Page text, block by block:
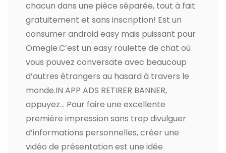
chacun dans une pièce séparée, tout à fait
gratuitement et sans inscription! Est un
consumer android easy mais puissant pour
Omegle.C’est un easy roulette de chat où
vous pouvez conversate avec beaucoup
d’autres étrangers au hasard à travers le
monde.IN APP ADS RETIRER BANNER,
appuyez… Pour faire une excellente
première impression sans trop divulguer
d’informations personnelles, créer une
vidéo de présentation est une idée